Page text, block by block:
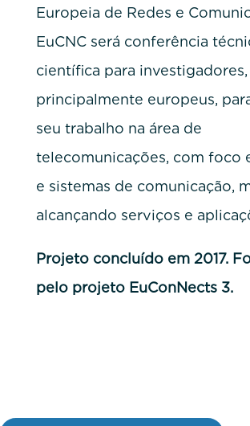
Europeia de Redes e
EuCNC será conferência
científica para investigadores,
principalmente europeus,
seu trabalho na área de
telecomunicações, com foco
e sistemas de comunicação,
alcançando serviços e
Projeto concluído em 2017.
pelo projeto EuConNects 3.